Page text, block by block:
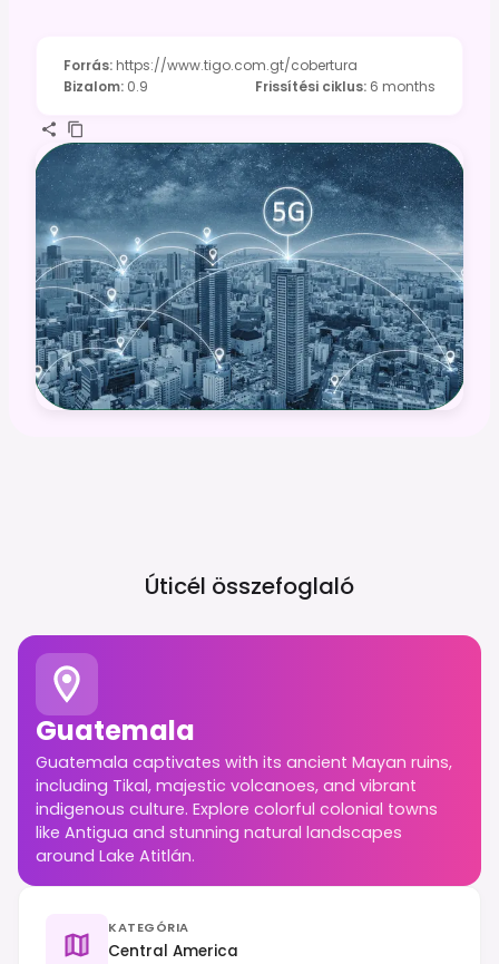
Forrás: https://www.tigo.com.gt/cobertura
Bizalom: 0.9 Frissítési ciklus: 6 months
Úticél összefoglaló
Guatemala
Guatemala captivates with its ancient Mayan ruins,
including Tikal, majestic volcanoes, and vibrant
indigenous culture. Explore colorful colonial towns
like Antigua and stunning natural landscapes
around Lake Atitlán.
KATEGÓRIA
Central America